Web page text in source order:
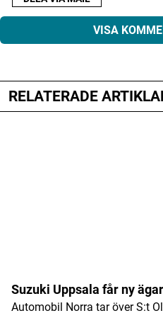
VISA
Din e-postadress kommer
RELATERADE
Suzuki Uppsala får ny
Automobil Norra tar över S:t